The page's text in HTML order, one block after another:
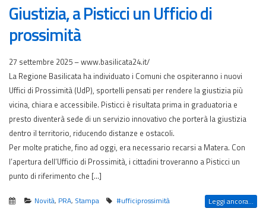
Giustizia, a Pisticci un Ufficio di
prossimità
27 settembre 2025 – www.basilicata24.it/
La Regione Basilicata ha individuato i Comuni che ospiteranno i nuovi
Uffici di Prossimità (UdP), sportelli pensati per rendere la giustizia più
vicina, chiara e accessibile. Pisticci è risultata prima in graduatoria e
presto diventerà sede di un servizio innovativo che porterà la giustizia
dentro il territorio, riducendo distanze e ostacoli.
Per molte pratiche, fino ad oggi, era necessario recarsi a Matera. Con
l’apertura dell’Ufficio di Prossimità, i cittadini troveranno a Pisticci un
punto di riferimento che […]
Novità, PRA, Stampa #ufficiprossimità Leggi ancora...